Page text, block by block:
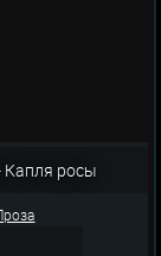
Капля росы